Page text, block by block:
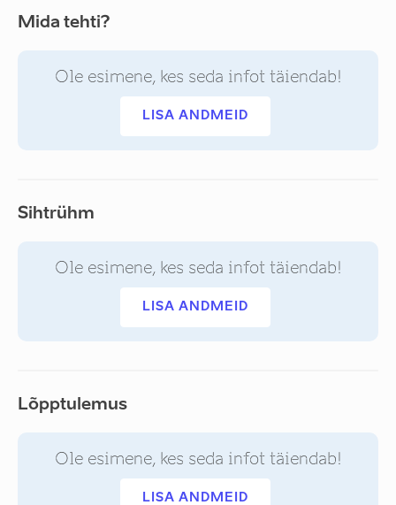
Mida tehti?
Ole esimene, kes seda infot täiendab!
LISA ANDMEID
Sihtrühm
Ole esimene, kes seda infot täiendab!
LISA ANDMEID
Lõpptulemus
Ole esimene, kes seda infot täiendab!
LISA ANDMEID